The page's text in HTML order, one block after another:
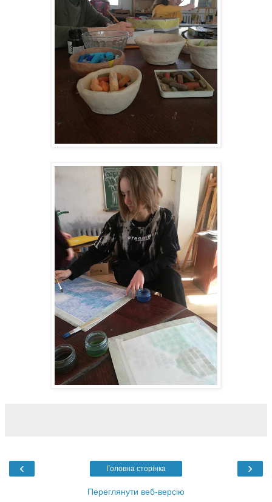
‹ ›
Головна сторінка
Переглянути веб-версію